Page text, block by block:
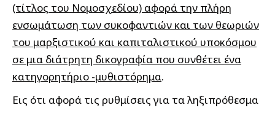
(τίτλος του Νομοσχεδίου) αφορά την πλήρη
ενσωμάτωση των συκοφαντιών και των θεωριών
του μαρξιστικού και καπιταλιστικού υποκόσμου
σε μια διάτρητη δικογραφία που συνθέτει ένα
κατηγορητήριο -μυθιστόρημα.
Εις ότι αφορά τις ρυθμίσεις για τα ληξιπρόθεσμα